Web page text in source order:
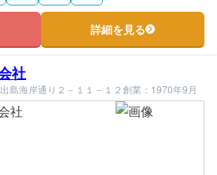
詳細を見る
社
島海岸通り２－１１－１２創業：1970年9月